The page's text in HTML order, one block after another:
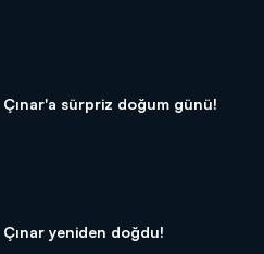
Çınar'a sürpriz doğum günü!
Çınar yeniden doğdu!